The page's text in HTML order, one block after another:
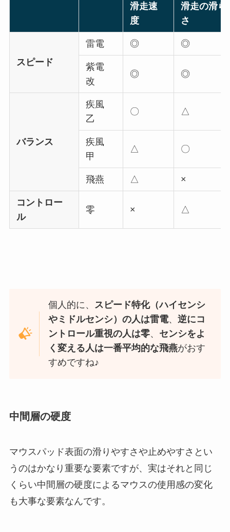
滑走速
度
滑走の滑ら
さ
スピード
雷電 ◎ ◎
紫電
改
◎ ◎
バランス
疾風
乙
〇 △
疾風
甲
△ 〇
飛燕 △ ×
コントロー
ル
零 × △
個人的に、 スピード特化（ハイセンシ
やミドルセンシ）の人は雷電、逆にコ
ントロール重視の人は零、 センシをよ
く変える人は一番平均的な飛燕がおす
すめですね♪
中間層の硬度
マウスパッド表面の滑りやすさや止めやすさとい
うのはかなり重要な要素ですが、実はそれと同じ
くらい中間層の硬度によるマウスの使用感の変化
も大事な要素なんです。